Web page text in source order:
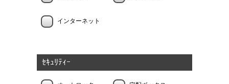
インターネット
ｾｷｭﾘﾃｨｰ